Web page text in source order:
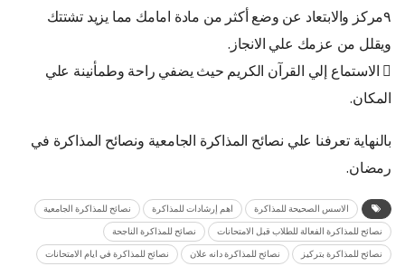
٩مركز والابتعاد عن وضع أكثر من مادة امامك مما يزيد تشتتك
ويقلل من عزمك علي الانجاز.
 الاستماع إلي القرآن الكريم حيث يضفي راحة وطمأنينة علي
المكان.
بالنهاية تعرفنا علي نصائح المذاكرة الجامعية ونصائح المذاكرة في
رمضان.
الاسس الصحيحة للمذاكرة اهم إرشادات للمذاكرة نصائح للمذاكرة الجامعية
نصائح للمذاكرة الفعالة للطلاب قبل الامتحانات نصائح للمذاكرة الناجحة
نصائح للمذاكرة بتركيز نصائح للمذاكرة دانه علان نصائح للمذاكرة في ايام الامتحانات